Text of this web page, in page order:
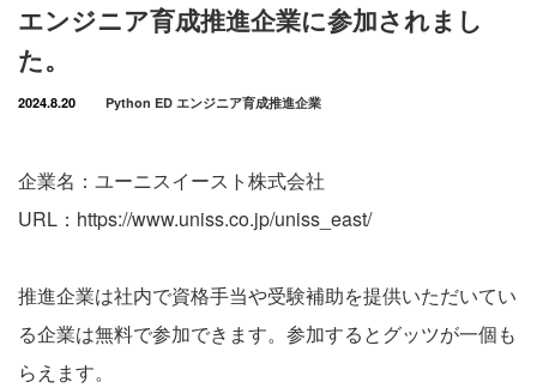
エンジニア育成推進企業に参加されまし
た。
2024.8.20 Python ED エンジニア育成推進企業
企業名：ユーニスイースト株式会社
URL： https://www.uniss.co.jp/uniss_east/
推進企業は社内で資格手当や受験補助を提供いただいてい
る企業は無料で参加できます。参加するとグッツが一個も
らえます。